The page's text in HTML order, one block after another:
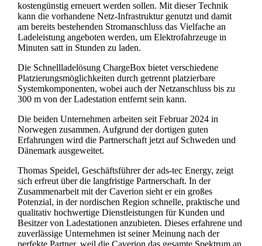
kostengünstig erneuert werden sollen. Mit dieser Technik
kann die vorhandene Netz-Infrastruktur genutzt und damit
am bereits bestehenden Stromanschluss das Vielfache an
Ladeleistung angeboten werden, um Elektrofahrzeuge in
Minuten satt in Stunden zu laden.
Die Schnellladelösung ChargeBox bietet verschiedene
Platzierungsmöglichkeiten durch getrennt platzierbare
Systemkomponenten, wobei auch der Netzanschluss bis zu
300 m von der Ladestation entfernt sein kann.
Die beiden Unternehmen arbeiten seit Februar 2024 in
Norwegen zusammen. Aufgrund der dortigen guten
Erfahrungen wird die Partnerschaft jetzt auf Schweden und
Dänemark ausgeweitet.
Thomas Speidel, Geschäftsführer der ads-tec Energy, zeigt
sich erfreut über die langfristige Partnerschaft. In der
Zusammenarbeit mit der Caverion sieht er ein großes
Potenzial, in der nordischen Region schnelle, praktische und
qualitativ hochwertige Dienstleistungen für Kunden und
Besitzer von Ladestationen anzubieten. Dieses erfahrene und
zuverlässige Unternehmen ist seiner Meinung nach der